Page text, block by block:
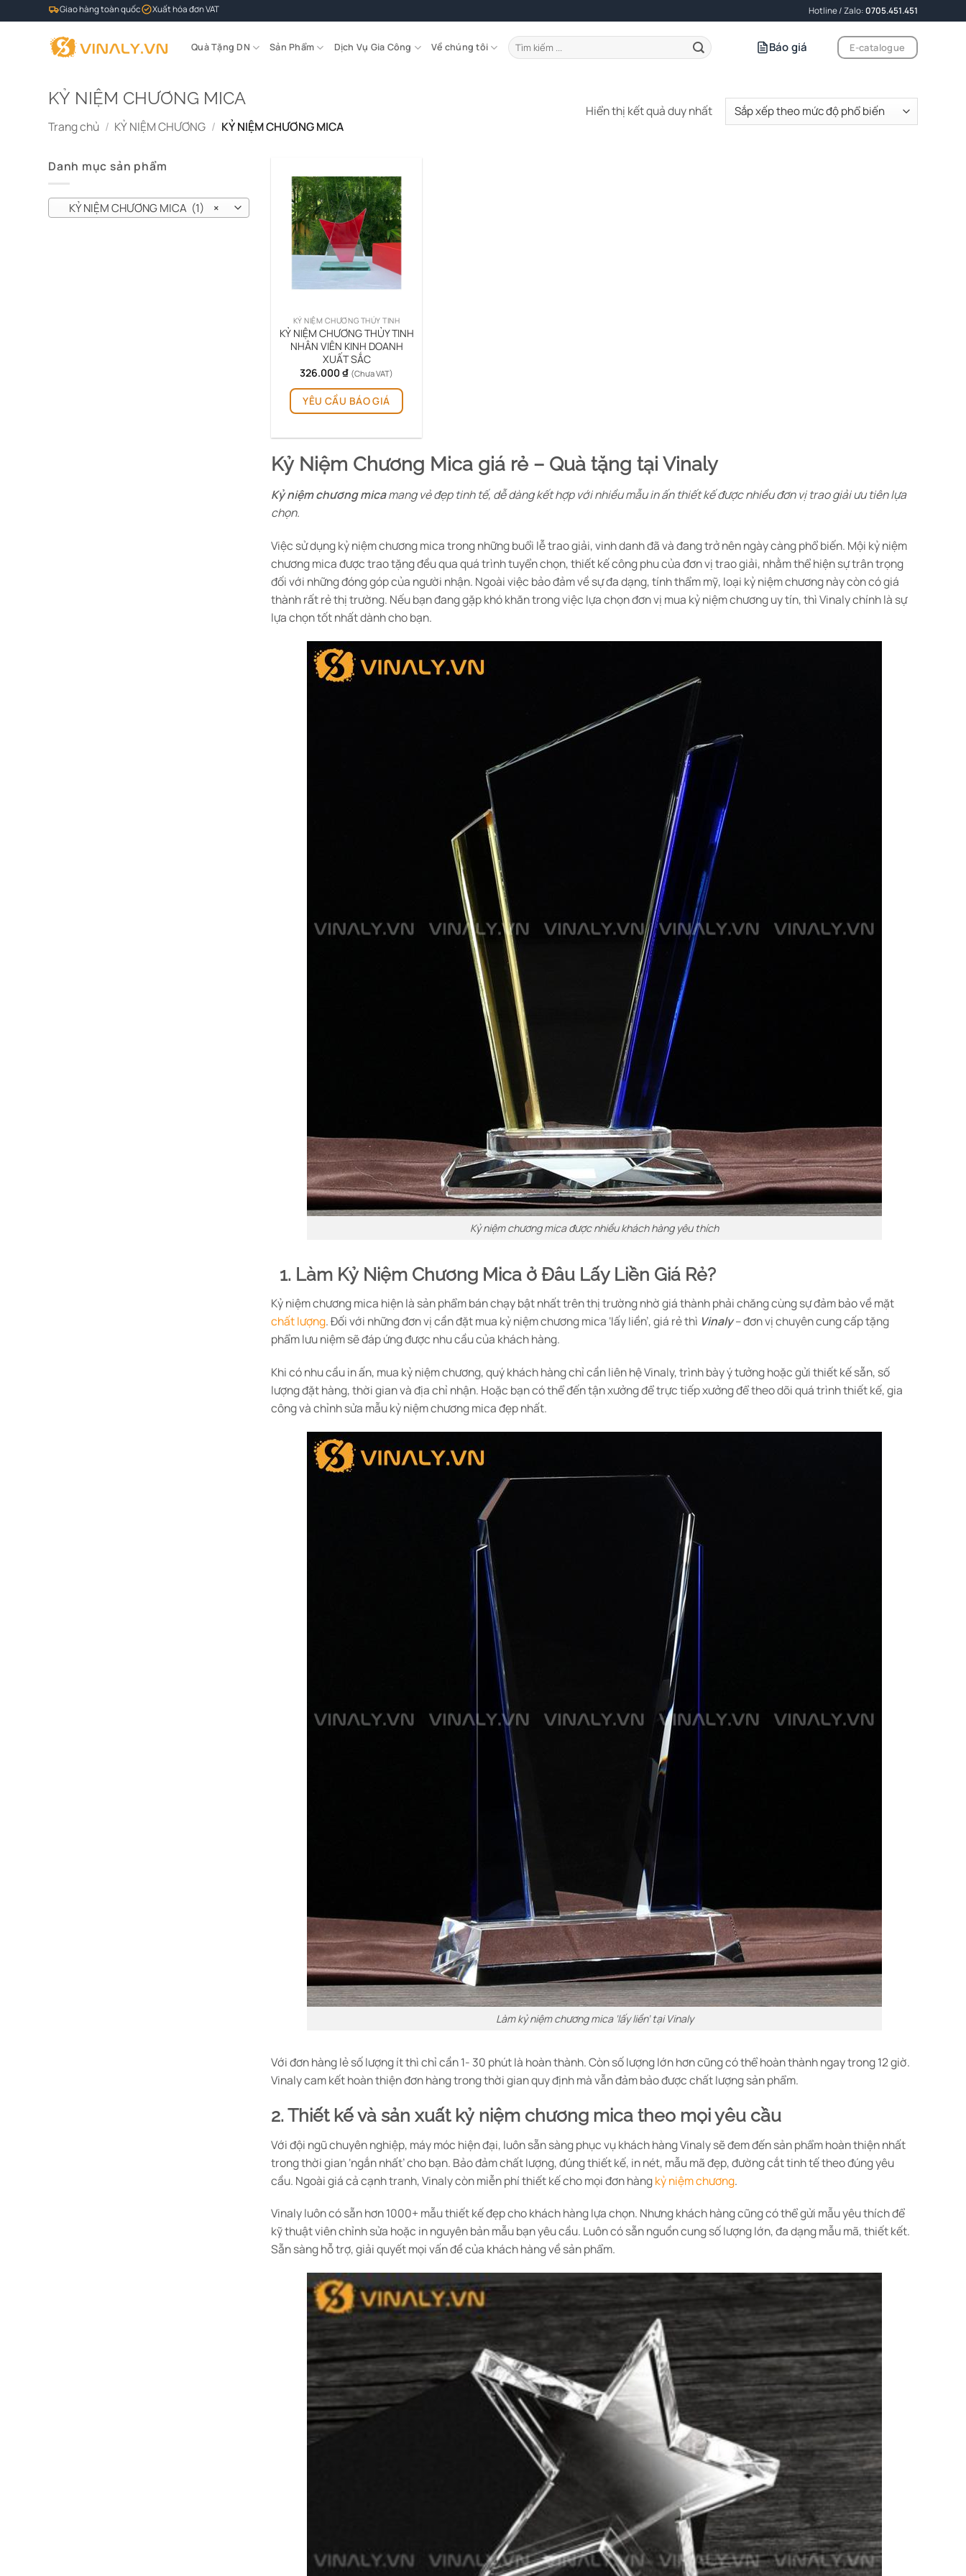
qua
Giao hàng toàn quốc Xuất hóa đơn VAT Hotline / Zalo:0705.451.451
Quà Tặng DN Sản Phẩm Dịch Vụ Gia Công Về chúng tôi
Tìm
kiếm:
Báo giá E-catalogue
KỶ NIỆM CHƯƠNG MICA
Trang chủ / KỶ NIỆM CHƯƠNG / KỶ NIỆM CHƯƠNG MICA
Hiển thị kết quả duy nhất
Danh mục sản phẩm
×
KỶ NIỆM CHƯƠNG MICA (1)
KỶ NIỆM CHƯƠNG THỦY TINH
KỶ NIỆM CHƯƠNG THỦY TINH
NHÂN VIÊN KINH DOANH
XUẤT SẮC
326.000 ₫ (Chưa VAT)
YÊU CẦU BÁO GIÁ
Kỷ Niệm Chương Mica giá rẻ – Quà tặng tại Vinaly
Kỷ niệm chương micamang vẻ đẹp tinh tế, dễ dàng kết hợp với nhiều mẫu in ấn thiết kế được nhiều đơn vị trao giải ưu tiên lựa
chọn.
Việc sử dụng kỷ niệm chương mica trong những buổi lễ trao giải, vinh danh đã và đang trở nên ngày càng phổ biến. Mội kỷ niệm
chương mica được trao tặng đều qua quá trình tuyển chọn, thiết kế công phu của đơn vị trao giải, nhằm thể hiện sự trân trọng
đối với những đóng góp của người nhận. Ngoài việc bảo đảm về sự đa dạng, tính thẩm mỹ, loại kỷ niệm chương này còn có giá
thành rất rẻ thị trường. Nếu bạn đang gặp khó khăn trong việc lựa chọn đơn vị mua kỷ niệm chương uy tín, thì Vinaly chính là sự
lựa chọn tốt nhất dành cho bạn.
Kỷ niệm chương mica được nhiều khách hàng yêu thích
1. Làm Kỷ Niệm Chương Mica ở Đâu Lấy Liền Giá Rẻ?
Kỷ niệm chương mica hiện là sản phẩm bán chạy bật nhất trên thị trường nhờ giá thành phải chăng cùng sự đảm bảo về mặt
chất lượng. Đối với những đơn vị cần đặt mua kỷ niệm chương mica ‘lấy liền’, giá rẻ thì Vinaly– đơn vị chuyên cung cấp tặng
phẩm lưu niệm sẽ đáp ứng được nhu cầu của khách hàng.
Khi có nhu cầu in ấn, mua kỷ niệm chương, quý khách hàng chỉ cần liên hệ Vinaly, trình bày ý tưởng hoặc gửi thiết kế sẵn, số
lượng đặt hàng, thời gian và địa chỉ nhận. Hoặc bạn có thể đến tận xưởng để trực tiếp xưởng để theo dõi quá trình thiết kế, gia
công và chỉnh sửa mẫu kỷ niệm chương mica đẹp nhất.
Làm kỷ niệm chương mica ‘lấy liền’ tại Vinaly
Với đơn hàng lẻ số lượng ít thì chỉ cần 1- 30 phút là hoàn thành. Còn số lượng lớn hơn cũng có thể hoàn thành ngay trong 12 giờ.
Vinaly cam kết hoàn thiện đơn hàng trong thời gian quy định mà vẫn đảm bảo được chất lượng sản phẩm.
2. Thiết kế và sản xuất kỷ niệm chương mica theo mọi yêu cầu
Với đội ngũ chuyên nghiệp, máy móc hiện đại, luôn sẵn sàng phục vụ khách hàng Vinaly sẽ đem đến sản phẩm hoàn thiện nhất
trong thời gian ‘ngắn nhất’ cho bạn. Bảo đảm chất lượng, đúng thiết kế, in nét, mẫu mã đẹp, đường cắt tinh tế theo đúng yêu
cầu. Ngoài giá cả cạnh tranh, Vinaly còn miễn phí thiết kế cho mọi đơn hàngkỷ niệm chương.
Vinaly luôn có sẵn hơn 1000+ mẫu thiết kế đẹp cho khách hàng lựa chọn. Nhưng khách hàng cũng có thể gửi mẫu yêu thích để
kỹ thuật viên chỉnh sửa hoặc in nguyên bản mẫu bạn yêu cầu. Luôn có sẵn nguồn cung số lượng lớn, đa dạng mẫu mã, thiết kết.
Sẵn sàng hỗ trợ, giải quyết mọi vấn đề của khách hàng về sản phẩm.